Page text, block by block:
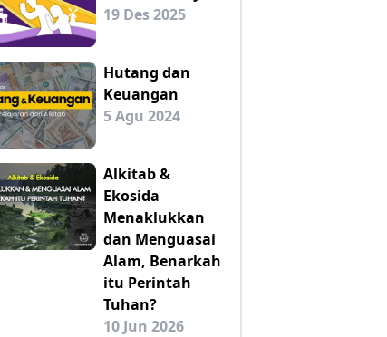
19 Des 2025
Hutang dan
Keuangan
5 Agu 2024
Alkitab &
Ekosida
Menaklukkan
dan Menguasai
Alam, Benarkah
itu Perintah
Tuhan?
10 Jun 2026